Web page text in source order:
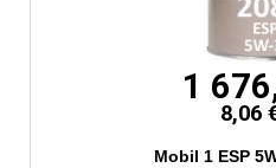
1
8,06
Mobil 1 ESP